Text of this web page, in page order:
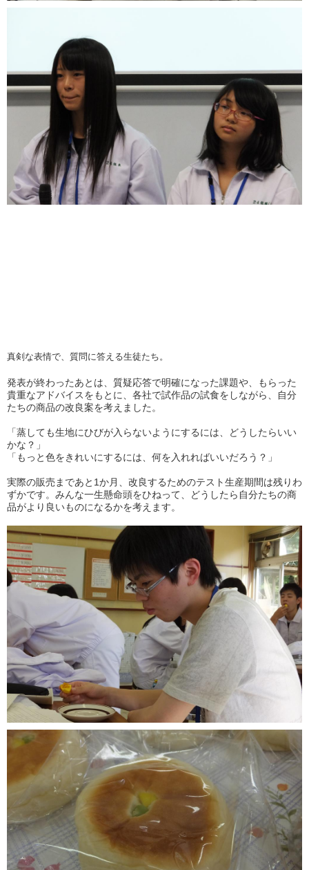
真剣な表情で、質問に答える生徒たち。
発表が終わったあとは、質疑応答で明確になった課題や、もらった
貴重なアドバイスをもとに、各社で試作品の試食をしながら、自分
たちの商品の改良案を考えました。
「蒸しても生地にひびが入らないようにするには、どうしたらいい
かな？」
「もっと色をきれいにするには、何を入れればいいだろう？」
実際の販売まであと1か月、改良するためのテスト生産期間は残りわ
ずかです。みんな一生懸命頭をひねって、どうしたら自分たちの商
品がより良いものになるかを考えます。